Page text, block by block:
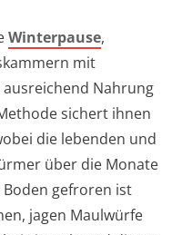
Winterpause,
mit
Nahrung
sichert ihnen
die lebenden und
über die Monate
gefroren ist
jagen Maulwürfe